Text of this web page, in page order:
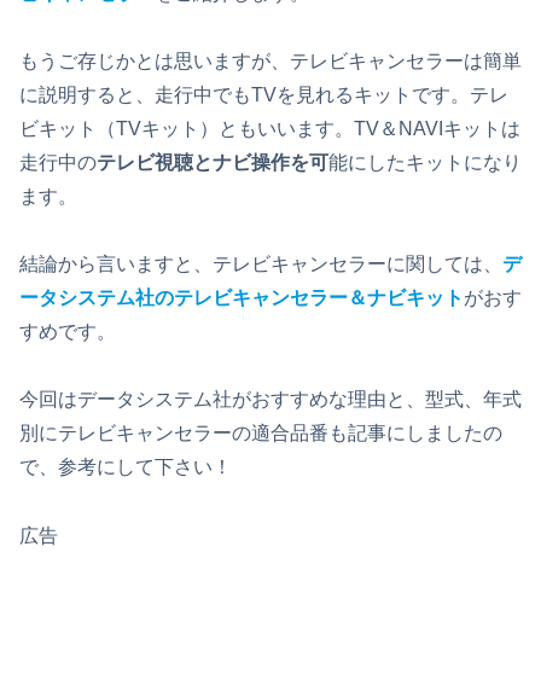
もうご存じかとは思いますが、テレビキャンセラーは簡単
に説明すると、走行中でもTVを見れるキットです。テレ
ビキット（TVキット）ともいいます。TV＆NAVIキットは
走行中のテレビ視聴とナビ操作を可能にしたキットになり
ます。
結論から言いますと、テレビキャンセラーに関しては、 デ
ータシステム社のテレビキャンセラー＆ナビキット がおす
すめです。
今回はデータシステム社がおすすめな理由と、型式、年式
別にテレビキャンセラーの適合品番も記事にしましたの
で、参考にして下さい！
広告